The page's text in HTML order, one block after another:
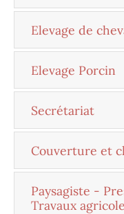
Elevage de
Elevage Porcin
Secrétariat
Couverture et
Paysagiste -
Travaux